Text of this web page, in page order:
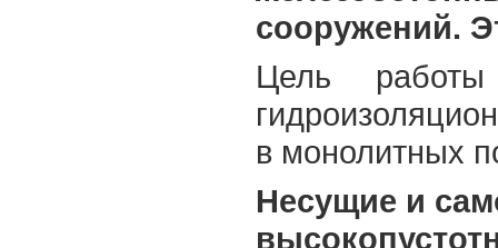
сооружений.
Цель
в монолитных
Несущие и